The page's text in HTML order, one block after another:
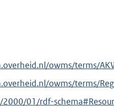
owms/terms/
owms/terms/
01/rdf-